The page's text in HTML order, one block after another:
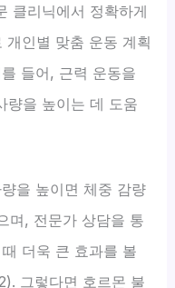
클리닉에서 정확하게
인별 맞춤 운동 계획
들어, 근력 운동을
량을 높이는 데 도움
을 높이면 체중 감량
며, 전문가 상담을 통
더욱 큰 효과를 볼
그렇다면 호르몬 불